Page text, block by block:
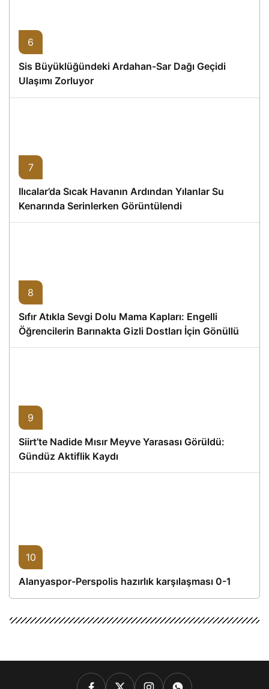
6
Sis Büyüklüğündeki Ardahan-Sar Dağı Geçidi
Ulaşımı Zorluyor
7
Ilıcalar’da Sıcak Havanın Ardından Yılanlar Su
Kenarında Serinlerken Görüntülendi
8
Sıfır Atıkla Sevgi Dolu Mama Kapları: Engelli
Öğrencilerin Barınakta Gizli Dostları İçin Gönüllü
Proje
9
Siirt’te Nadide Mısır Meyve Yarasası Görüldü:
Gündüz Aktiflik Kaydı
10
Alanyaspor-Perspolis hazırlık karşılaşması 0-1